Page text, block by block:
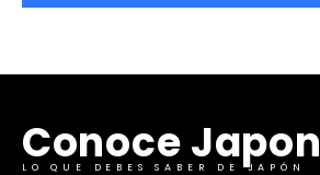
Conoce Japon
LO QUE DEBES SABER DE JAPÓN